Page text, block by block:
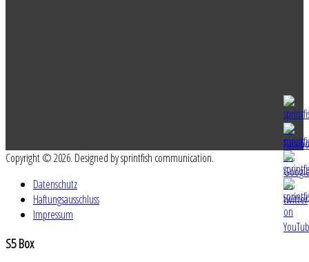
Copyright © 2026. Designed by sprintfish communication.
Datenschutz
Haftungsausschluss
Impressum
S5Box